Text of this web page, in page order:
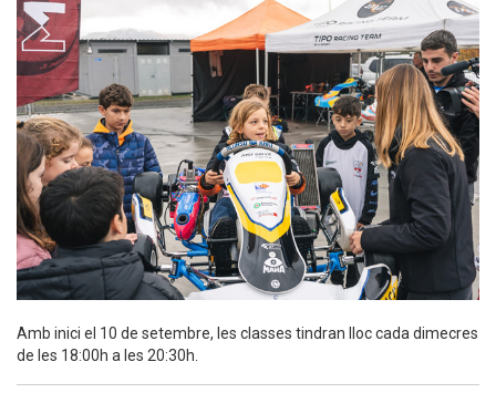
Amb inici el 10 de setembre, les classes tindran lloc cada dimecres
de les 18:00h a les 20:30h.